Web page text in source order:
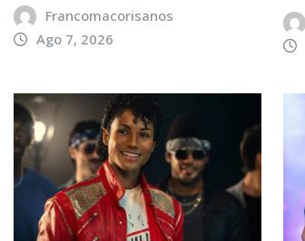
Francomacorisanos
Ago 7, 2026